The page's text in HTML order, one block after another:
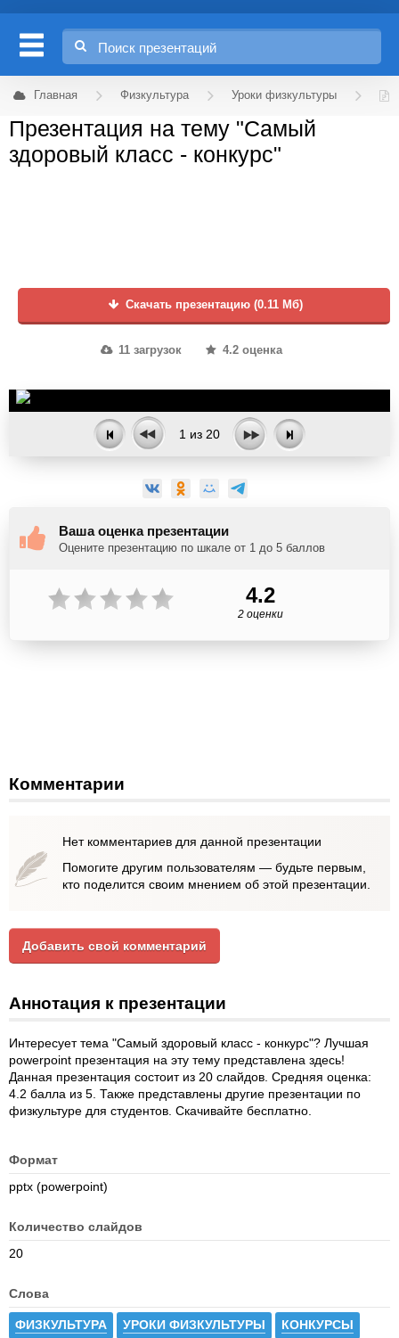
Главная Физкультура Уроки физкультуры
Презентация на тему "Самый
здоровый класс - конкурс"
Скачать презентацию (0.11 Мб)
11 загрузок 4.2 оценка
1 из 20
Ваша оценка презентации
Оцените презентацию по шкале от 1 до 5 баллов
4.2
2 оценки
Комментарии
Нет комментариев для данной презентации
Помогите другим пользователям — будьте первым,
кто поделится своим мнением об этой презентации.
Добавить свой комментарий
Аннотация к презентации
Интересует тема "Самый здоровый класс - конкурс"? Лучшая
powerpoint презентация на эту тему представлена здесь!
Данная презентация состоит из 20 слайдов. Средняя оценка:
4.2 балла из 5. Также представлены другие презентации по
физкультуре для студентов. Скачивайте бесплатно.
Формат
pptx (powerpoint)
Количество слайдов
20
Слова
ФИЗКУЛЬТУРА УРОКИ ФИЗКУЛЬТУРЫ КОНКУРСЫ